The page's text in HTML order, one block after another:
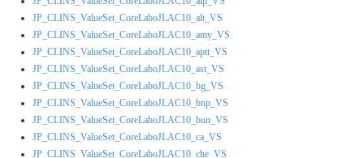
JP_CLINS_ValueSet_CoreLaboJLAC10_alt_VS
JP_CLINS_ValueSet_CoreLaboJLAC10_amy_VS
JP_CLINS_ValueSet_CoreLaboJLAC10_aptt_VS
JP_CLINS_ValueSet_CoreLaboJLAC10_ast_VS
JP_CLINS_ValueSet_CoreLaboJLAC10_bg_VS
JP_CLINS_ValueSet_CoreLaboJLAC10_bnp_VS
JP_CLINS_ValueSet_CoreLaboJLAC10_bun_VS
JP_CLINS_ValueSet_CoreLaboJLAC10_ca_VS
JP_CLINS_ValueSet_CoreLaboJLAC10_che_VS